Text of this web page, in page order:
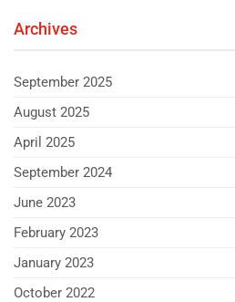
Archives
September 2025
August 2025
April 2025
September 2024
June 2023
February 2023
January 2023
October 2022